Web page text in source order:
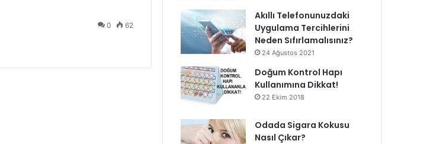
0 62
Akıllı Telefonunuzdaki
Uygulama Tercihlerini
Neden Sıfırlamalısınız?
24 Ağustos 2021
Doğum Kontrol Hapı
Kullanımına Dikkat!
22 Ekim 2018
Odada Sigara Kokusu
Nasıl Çıkar?